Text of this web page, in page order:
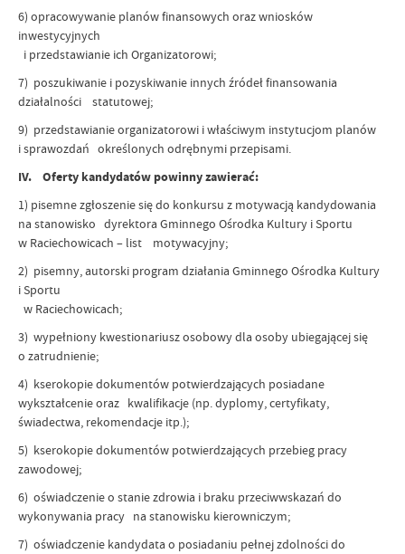
6) opracowywanie planów finansowych oraz wniosków
inwestycyjnych
i przedstawianie ich Organizatorowi;
7) poszukiwanie i pozyskiwanie innych źródeł finansowania
działalności statutowej;
9) przedstawianie organizatorowi i właściwym instytucjom planów
i sprawozdań określonych odrębnymi przepisami.
IV. Oferty kandydatów powinny zawierać:
1) pisemne zgłoszenie się do konkursu z motywacją kandydowania
na stanowisko dyrektora Gminnego Ośrodka Kultury i Sportu
w Raciechowicach – list motywacyjny;
2) pisemny, autorski program działania Gminnego Ośrodka Kultury
i Sportu
w Raciechowicach;
3) wypełniony kwestionariusz osobowy dla osoby ubiegającej się
o zatrudnienie;
4) kserokopie dokumentów potwierdzających posiadane
wykształcenie oraz kwalifikacje (np. dyplomy, certyfikaty,
świadectwa, rekomendacje itp.);
5) kserokopie dokumentów potwierdzających przebieg pracy
zawodowej;
6) oświadczenie o stanie zdrowia i braku przeciwwskazań do
wykonywania pracy na stanowisku kierowniczym;
7) oświadczenie kandydata o posiadaniu pełnej zdolności do